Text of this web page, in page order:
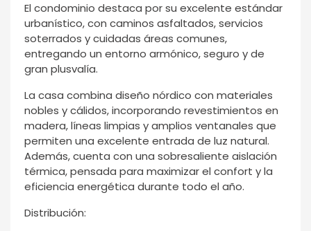
El condominio destaca por su excelente estándar
urbanístico, con caminos asfaltados, servicios
soterrados y cuidadas áreas comunes,
entregando un entorno armónico, seguro y de
gran plusvalía.
La casa combina diseño nórdico con materiales
nobles y cálidos, incorporando revestimientos en
madera, líneas limpias y amplios ventanales que
permiten una excelente entrada de luz natural.
Además, cuenta con una sobresaliente aislación
térmica, pensada para maximizar el confort y la
eficiencia energética durante todo el año.
Distribución: